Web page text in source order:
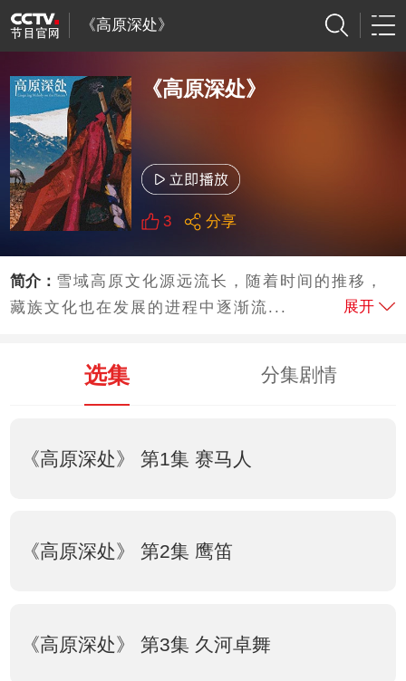
《高原深处》
《高原深处》
3 分享
简介： 雪域高原文化源远流长，随着时间的推移，
藏族文化也在发展的进程中逐渐流...
展开
选集 分集剧情
《高原深处》 第1集 赛马人
《高原深处》 第2集 鹰笛
《高原深处》 第3集 久河卓舞